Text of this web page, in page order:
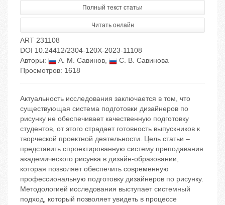
Полный текст статьи
Читать онлайн
ART 231108
DOI 10.24412/2304-120X-2023-11108
Авторы:
А. М. Савинов,
С. В. Савинова
Просмотров: 1618
Актуальность исследования заключается в том, что
существующая система подготовки дизайнеров по
рисунку не обеспечивает качественную подготовку
студентов, от этого страдает готовность выпускников к
творческой проектной деятельности. Цель статьи –
представить спроектированную систему преподавания
академического рисунка в дизайн-образовании,
которая позволяет обеспечить современную
профессиональную подготовку дизайнеров по рисунку.
Методологией исследования выступает системный
подход, который позволяет увидеть в процессе